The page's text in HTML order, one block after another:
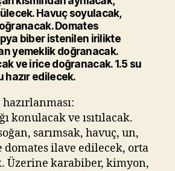
Havuç soyulacak,
Domates
biber istenilen irilikte
yemeklik doğranacak.
ve irice doğranacak. 1.5 su
hazır edilecek.
konulacak ve ısıtılacak.
sarımsak, havuç, un,
domates ilave edilecek, orta
Üzerine karabiber, kimyon,